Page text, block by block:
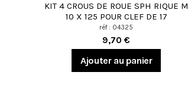
KIT 4 CROUS DE ROUE SPH RIQUE M
10 X 125 POUR CLEF DE 17
réf : 04325
9,70 €
Ajouter au panier